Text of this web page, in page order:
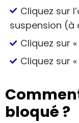
Cliquez sur
suspension (à
Cliquez sur
Cliquez sur
bloqué ?